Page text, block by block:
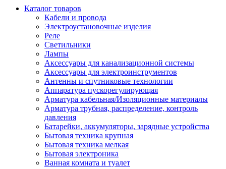
Каталог товаров
Кабели и провода
Электроустановочные изделия
Реле
Светильники
Лампы
Аксессуары для канализационной системы
Аксессуары для электроинструментов
Антенны и спутниковые технологии
Аппаратура пускорегулирующая
Арматура кабельная/Изоляционные материалы
Арматура трубная, распределение, контроль
давления
Батарейки, аккумуляторы, зарядные устройства
Бытовая техника крупная
Бытовая техника мелкая
Бытовая электроника
Ванная комната и туалет